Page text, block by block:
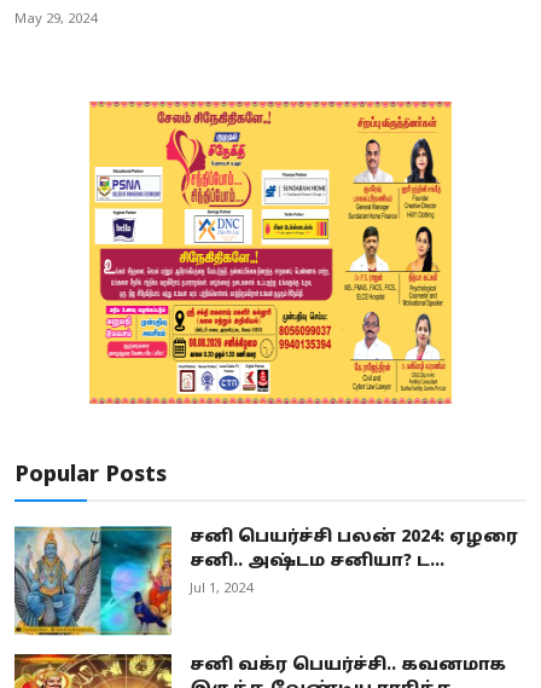
May 29, 2024
Popular Posts
சனி பெயர்ச்சி பலன் 2024: ஏழரை
சனி.. அஷ்டம சனியா? ட...
Jul 1, 2024
சனி வக்ர பெயர்ச்சி.. கவனமாக